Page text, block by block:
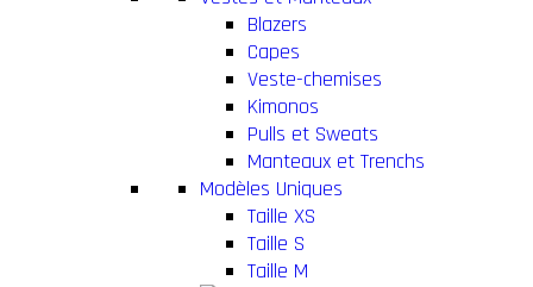
Blazers
Capes
Veste-chemises
Kimonos
Pulls et Sweats
Manteaux et Trenchs
Modèles Uniques
Taille XS
Taille S
Taille M